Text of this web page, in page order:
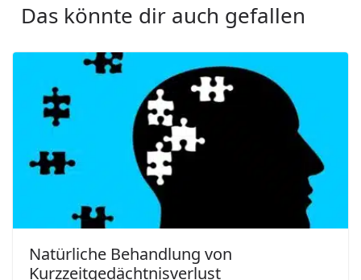
Das könnte dir auch gefallen
Natürliche Behandlung von
Kurzzeitgedächtnisverlust